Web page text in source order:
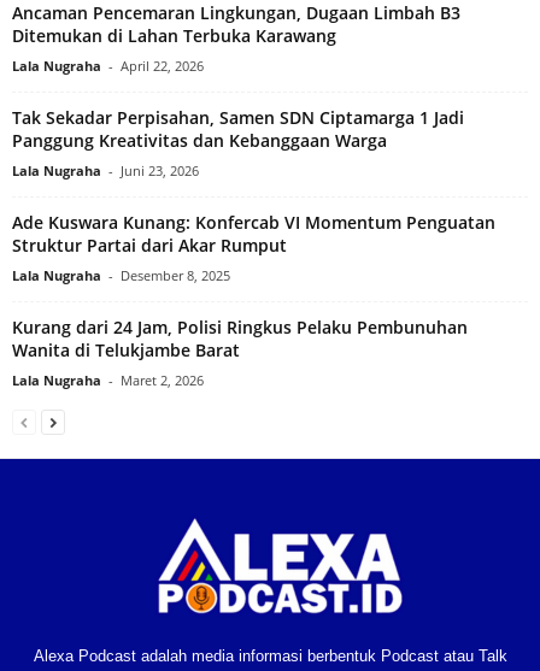
Ancaman Pencemaran Lingkungan, Dugaan Limbah B3
Ditemukan di Lahan Terbuka Karawang
Lala Nugraha - April 22, 2026
Tak Sekadar Perpisahan, Samen SDN Ciptamarga 1 Jadi
Panggung Kreativitas dan Kebanggaan Warga
Lala Nugraha - Juni 23, 2026
Ade Kuswara Kunang: Konfercab VI Momentum Penguatan
Struktur Partai dari Akar Rumput
Lala Nugraha - Desember 8, 2025
Kurang dari 24 Jam, Polisi Ringkus Pelaku Pembunuhan
Wanita di Telukjambe Barat
Lala Nugraha - Maret 2, 2026
Alexa Podcast adalah media informasi berbentuk Podcast atau Talk